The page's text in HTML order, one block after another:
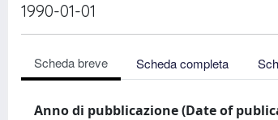
1990-01-01
Scheda breve Scheda completa
Anno di pubblicazione (Date of